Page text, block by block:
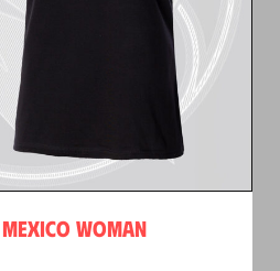
WOMAN